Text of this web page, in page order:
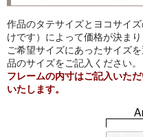
アンリ・マティス額装
カッズミイダ×手塚治虫額
スペイン製アートポスター
フランス製モノクロフォト
作品のタテサイズとヨコサイ
けです）によって価格が決まり
ご希望サイズにあったサイズ
品のサイズをご記入ください。
フレームの内寸はご記入いた
いたします。